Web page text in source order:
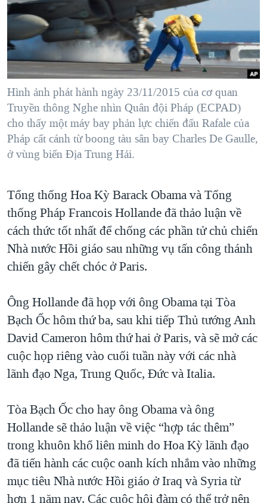
"Tìm"NGƯỜI VIỆT HẢI NGOẠI
ĐỜI SỐNG
KHOA HỌC
SỨC KHOẺ
VĂN HOÁ
THỂ THAO
GIÁO DỤC
TẠI
HÀNH TRÌNH BẦU CỬ 2024
MỘT NĂM CHIẾN TRANH TẠI DẢI GAZA
GIẢI MÃ VÀNH ĐAI & CON ĐƯỜNG
NGÀY TỊ NẠN THẾ GIỚI
TRỊNH VĨNH BÌNH - NGƯỜI HẠ 'BÊN THẮNG CUỘC'
GROUND ZERO – XƯA VÀ NAY
CHI PHÍ CHIẾN TRANH AFGHANISTAN
THƯỢNG ĐỈNH TRUMP-KIM TẠI VIỆT NAM
TRỊNH VĨNH BÌNH VS. CHÍNH PHỦ VIỆT NAM
NGƯ DÂN VIỆT VÀ LÀN SÓNG TRỘM HẢI SÂM
BÊN KIA QUỐC LỘ: TIẾNG VỌNG TỪ NÔNG THÔN MỸ
VIDEO
NGHE
MẠNG XÃ HỘI
Ngôn ngữ khác
Hình ảnh phát hành ngày 23/11/2015 của cơ quan
Truyền thông Nghe nhìn Quân đội Pháp (ECPAD)
cho thấy một máy bay phản lực chiến đấu Rafale của
Pháp cất cánh từ boong tàu sân bay Charles De Gaulle,
ở vùng biển Địa Trung Hải.
Tổng thống Hoa Kỳ Barack Obama và Tổng
thống Pháp Francois Hollande đã thảo luận về
cách thức tốt nhất để chống các phần tử chủ chiến
Nhà nước Hồi giáo sau những vụ tấn công thánh
chiến gây chết chóc ở Paris.
Ông Hollande đã họp với ông Obama tại Tòa
Bạch Ốc hôm thứ ba, sau khi tiếp Thủ tướng Anh
David Cameron hôm thứ hai ở Paris, và sẽ mở các
cuộc họp riêng vào cuối tuần này với các nhà
lãnh đạo Nga, Trung Quốc, Đức và Italia.
Tòa Bạch Ốc cho hay ông Obama và ông
Hollande sẽ thảo luận về việc “hợp tác thêm”
trong khuôn khổ liên minh do Hoa Kỳ lãnh đạo
đã tiến hành các cuộc oanh kích nhắm vào những
mục tiêu Nhà nước Hồi giáo ở Iraq và Syria từ
hơn 1 năm nay. Các cuộc hội đàm có thể trở nên